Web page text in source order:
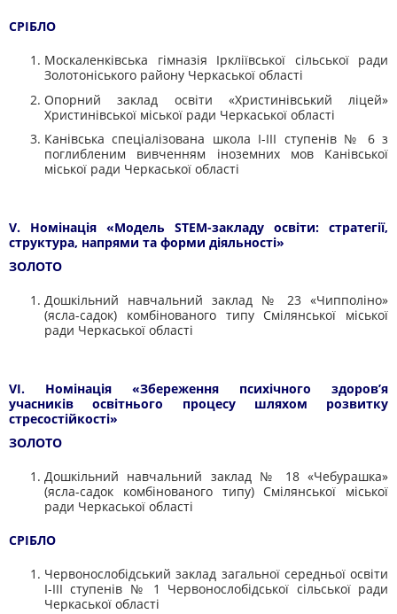
СРІБЛО
Москаленківська гімназія Іркліївської сільської ради
Золотоніського району Черкаської області
Опорний заклад освіти «Христинівський ліцей»
Христинівської міської ради Черкаської області
Канівська спеціалізована школа I-III ступенів № 6 з
поглибленим вивченням іноземних мов Канівської
міської ради Черкаської області
V. Номінація «Модель STEM-закладу освіти: стратегії,
структура, напрями та форми діяльності»
ЗОЛОТО
Дошкільний навчальний заклад № 23 «Чипполіно»
(ясла-садок) комбінованого типу Смілянської міської
ради Черкаської області
VI. Номінація «Збереження психічного здоров’я
учасників освітнього процесу шляхом розвитку
стресостійкості»
ЗОЛОТО
Дошкільний навчальний заклад № 18 «Чебурашка»
(ясла-садок комбінованого типу) Смілянської міської
ради Черкаської області
СРІБЛО
Червонослобідський заклад загальної середньої освіти
I-III ступенів № 1 Червонослобідської сільської ради
Черкаської області